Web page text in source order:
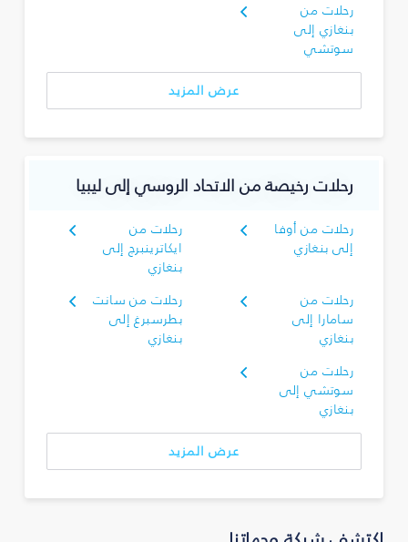
رحلات من
بنغازي إلى
سوتشي
عرض المزيد
رحلات رخيصة من الاتحاد الروسي إلى ليبيا
رحلات من أوفا
إلى بنغازي
رحلات من
ايكاترينبرج إلى
بنغازي
رحلات من
سامارا إلى
بنغازي
رحلات من سانت
بطرسبرغ إلى
بنغازي
رحلات من
سوتشي إلى
بنغازي
عرض المزيد